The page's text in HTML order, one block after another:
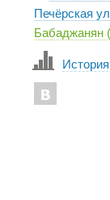
Печёрская
Бабаджанян